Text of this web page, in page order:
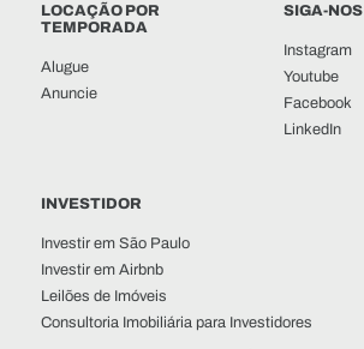
LOCAÇÃO POR
TEMPORADA
Alugue
Anuncie
SIGA-NOS
Instagram
Youtube
Facebook
LinkedIn
INVESTIDOR
Investir em São Paulo
Investir em Airbnb
Leilões de Imóveis
Consultoria Imobiliária para Investidores